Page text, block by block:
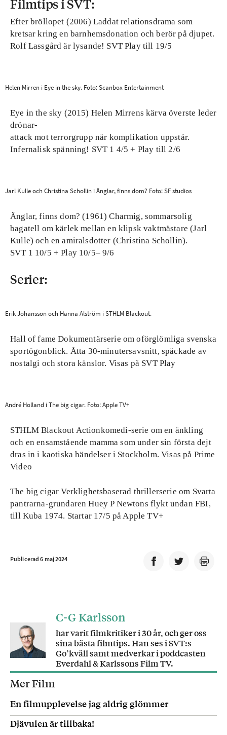
Filmtips i SVT:
Efter bröllopet (2006) Laddat relationsdrama som
kretsar kring en barnhemsdonation och berör på djupet.
Rolf Lassgård är lysande! SVT Play till 19/5
Helen Mirren i Eye in the sky. Foto: Scanbox Entertainment
Eye in the sky (2015) Helen Mirrens kärva överste leder
drönar-
attack mot terrorgrupp när komplikation uppstår.
Infernalisk spänning! SVT 1 4/5 + Play till 2/6
Jarl Kulle och Christina Schollin i Änglar, finns dom? Foto: SF studios
Änglar, finns dom? (1961) Charmig, sommarsolig
bagatell om kärlek mellan en klipsk vaktmästare (Jarl
Kulle) och en amiralsdotter (Christina Schollin).
SVT 1 10/5 + Play 10/5– 9/6
Serier:
Erik Johansson och Hanna Alström i STHLM Blackout.
Hall of fame Dokumentärserie om oförglömliga svenska
sportögonblick. Åtta 30-minutersavsnitt, späckade av
nostalgi och stora känslor. Visas på SVT Play
André Holland i The big cigar. Foto: Apple TV+
STHLM Blackout Actionkomedi-serie om en änkling
och en ensamstående mamma som under sin första dejt
dras in i kaotiska händelser i Stockholm. Visas på Prime
Video
The big cigar Verklighetsbaserad thrillerserie om Svarta
pantrarna-grundaren Huey P Newtons flykt undan FBI,
till Kuba 1974. Startar 17/5 på Apple TV+
Publicerad 6 maj 2024
C-G Karlsson
har varit filmkritiker i 30 år, och ger oss
sina bästa filmtips. Han ses i SVT:s
Go’kväll samt medverkar i poddcasten
Everdahl & Karlssons Film TV.
Mer Film
En filmupplevelse jag aldrig glömmer
Djävulen är tillbaka!